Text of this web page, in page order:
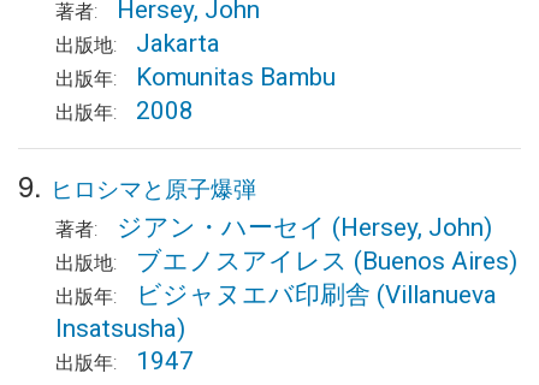
著者: Hersey, John
出版地: Jakarta
出版年: Komunitas Bambu
出版年: 2008
9. ヒロシマと原子爆弾
著者: ジアン・ハーセイ (Hersey, John)
出版地: ブエノスアイレス (Buenos Aires)
出版年: ビジャヌエバ印刷舎 (Villanueva
Insatsusha)
出版年: 1947